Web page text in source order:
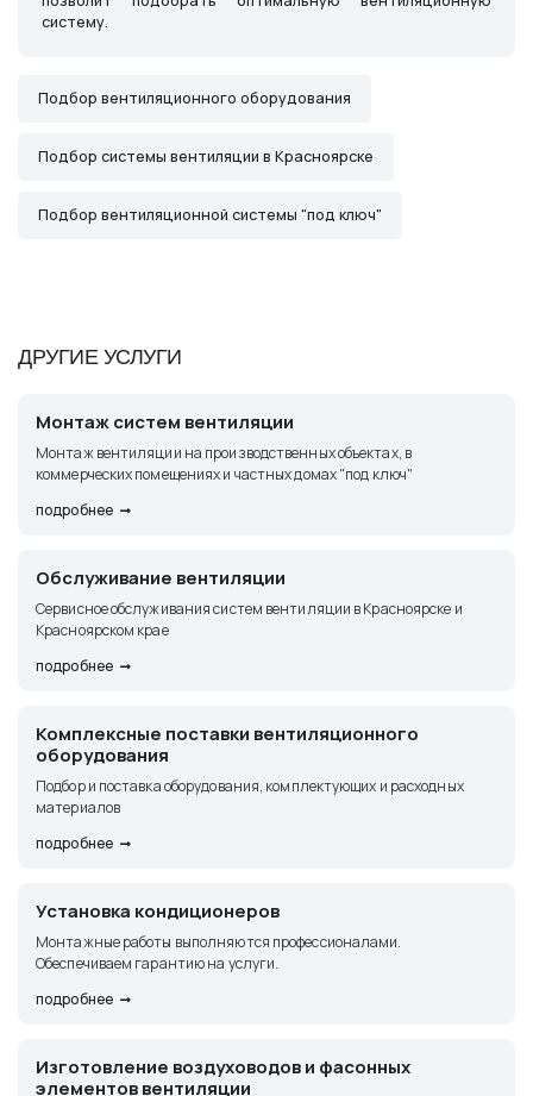
систему.
Подбор вентиляционного оборудования
Подбор системы вентиляции в Красноярске
Подбор вентиляционной системы "под ключ"
ДРУГИЕ УСЛУГИ
Монтаж систем вентиляции
Монтаж вентиляции на производственных объектах, в
коммерческих помещениях и частных домах "под ключ"
подробнее
Обслуживание вентиляции
Сервисное обслуживания систем вентиляции в Красноярске и
Красноярском крае
подробнее
Комплексные поставки вентиляционного
оборудования
Подбор и поставка оборудования, комплектующих и расходных
материалов
подробнее
Установка кондиционеров
Монтажные работы выполняются профессионалами.
Обеспечиваем гарантию на услуги.
подробнее
Изготовление воздуховодов и фасонных
элементов вентиляции